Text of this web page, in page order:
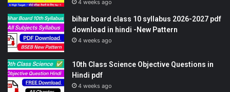
4 weeks ago
bihar board class 10 syllabus 2026-2027 pdf
download in hindi -New Pattern
4 weeks ago
10th Class Science Objective Questions in
Hindi pdf
4 weeks ago